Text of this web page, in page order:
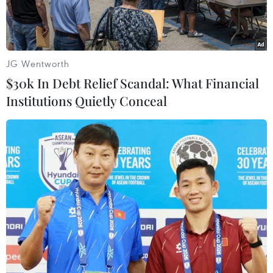
Lực lượng xe máy của Công ty cổ phần cầu 14 (CIENCO1) tại
Lễ khởi công cầu Kim Xuyên hồi tháng 9/2010. (Ảnh: Anh
Tôn/TTXVN)
Ngày 16/5, Ủy ban Nhân dân tỉnh Tuyên Quang
đã tổ chức khánh thành, chính thức đưa vào sử
JG Wentworth
$30k In Debt Relief Scandal: What Financial
Institutions Quietly Conceal